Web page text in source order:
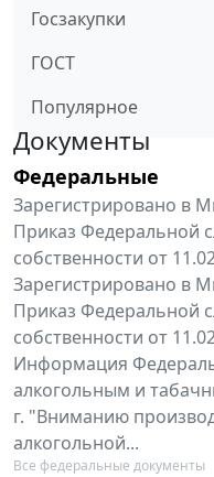
Госзакупки
ГОСТ
Популярное
Документы
Федеральные
Зарегистрировано в
Приказ Федеральной
собственности от
Зарегистрировано в
Приказ Федеральной
собственности от
Информация
алкогольным и
г. "Вниманию
алкогольной...
Все федеральные документы